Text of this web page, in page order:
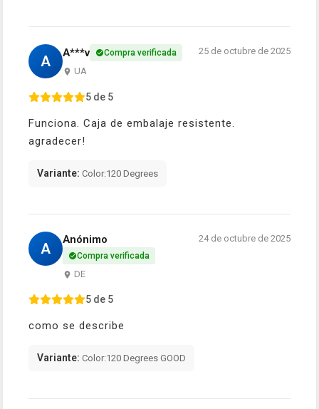
A A***v Compra verificada
UA
25 de octubre de 2025
5 de 5
Funciona. Caja de embalaje resistente.
agradecer!
Variante: Color:120 Degrees
A
Anónimo
Compra verificada
DE
24 de octubre de 2025
5 de 5
como se describe
Variante: Color:120 Degrees GOOD